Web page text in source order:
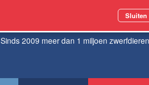
Sinds 2009 meer dan 1 miljoen
Sluiten